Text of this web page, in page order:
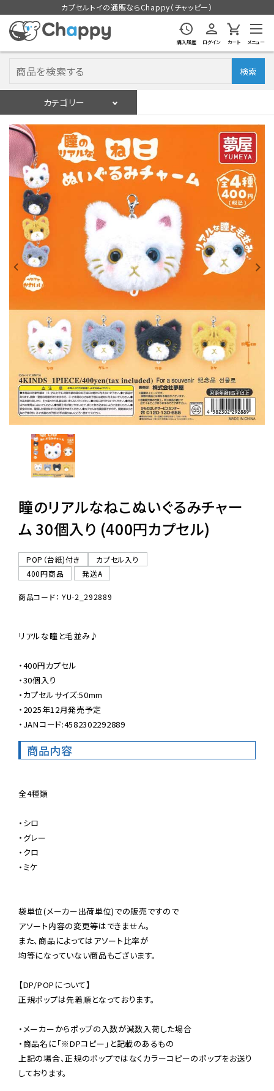
カプセルトイの通販ならChappy（チャッピー）
購入履歴 ログイン カート メニュー
検索
カテゴリー
ログイン
入荷スケジュールをチェック
カプセルトイマシン本体
カプセルトイ
販促用空カプセル
景品・玩具・文具
販促用カプセルトイ
よくあるご質問
06-6282-7659
瞳のリアルなねこぬいぐるみチャー
ム 30個入り (400円カプセル)
POP（台紙)付き
カプセル入り
400円商品
発送A
商品コード： YU-2_292889
リアルな瞳と毛並み♪
・400円カプセル
・30個入り
・カプセルサイズ:50mm
・2025年12月発売予定
・JANコード:4582302292889
商品内容
全4種類
・シロ
・グレー
・クロ
・ミケ
袋単位(メーカー出荷単位)での販売ですので
アソート内容の変更等はできません。
また、商品によってはアソート比率が
均等になっていない商品もございます。
【DP/POPについて】
正規ポップは先着順となっております。
・メーカーからポップの入数が減数入荷した場合
・商品名に「※DPコピー」と記載のあるもの
上記の場合、正規のポップではなくカラーコピーのポップをお送り
しております。